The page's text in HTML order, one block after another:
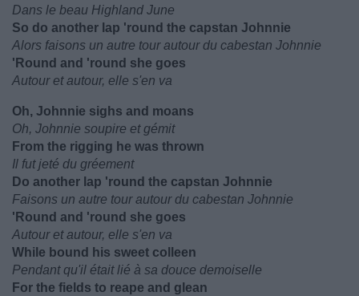
Dans le beau Highland June
So do another lap 'round the capstan Johnnie
Alors faisons un autre tour autour du cabestan Johnnie
'Round and 'round she goes
Autour et autour, elle s'en va
Oh, Johnnie sighs and moans
Oh, Johnnie soupire et gémit
From the rigging he was thrown
Il fut jeté du gréement
Do another lap 'round the capstan Johnnie
Faisons un autre tour autour du cabestan Johnnie
'Round and 'round she goes
Autour et autour, elle s'en va
While bound his sweet colleen
Pendant qu'il était lié à sa douce demoiselle
For the fields to reape and glean